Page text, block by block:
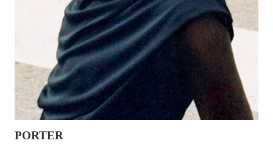
PORTER